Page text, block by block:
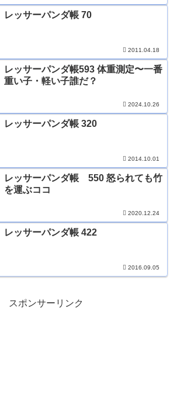
レッサーパンダ帳 70
2011.04.18
レッサーパンダ帳593 体重測定〜一番
重い子・軽い子誰だ？
2024.10.26
レッサーパンダ帳 320
2014.10.01
レッサーパンダ帳 550 怒られても竹
を運ぶココ
2020.12.24
レッサーパンダ帳 422
2016.09.05
スポンサーリンク